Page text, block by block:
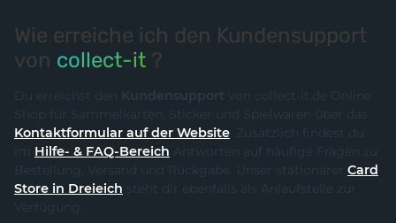
Wie erreiche ich den Kundensupport
von collect-it ?
Du erreichst den Kundensupport von collect-it.de Online
Shop für Sammelkarten, Sticker und Spielwaren über das
Kontaktformular auf der Website. Zusätzlich findest du
im Hilfe- & FAQ-Bereich Antworten auf häufige Fragen zu
Bestellung, Versand und Rückgabe. Unser stationärer Card
Store in Dreieich steht dir ebenfalls als Anlaufstelle zur
Verfügung.